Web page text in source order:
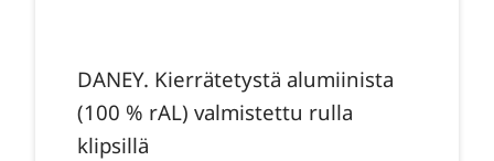
DANEY. Kierrätetystä alumiinista
(100 % rAL) valmistettu rulla
klipsillä